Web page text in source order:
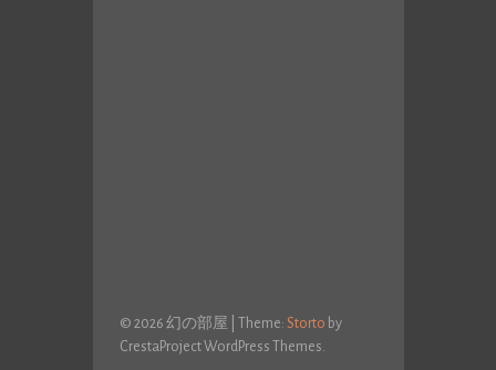
© 2026 幻の部屋 Theme: Storto by
CrestaProject WordPress Themes.